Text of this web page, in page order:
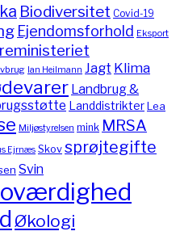
Biodiversitet Covid-19
Ejendomsforhold Eksport
Ian Heilmann Jagt Klima
Landbrug &
LanddistrikterLea
Miljøstyrelsen mink MRSA
Ejrnæs Skov sprøjtegifte
Svin
Økologi